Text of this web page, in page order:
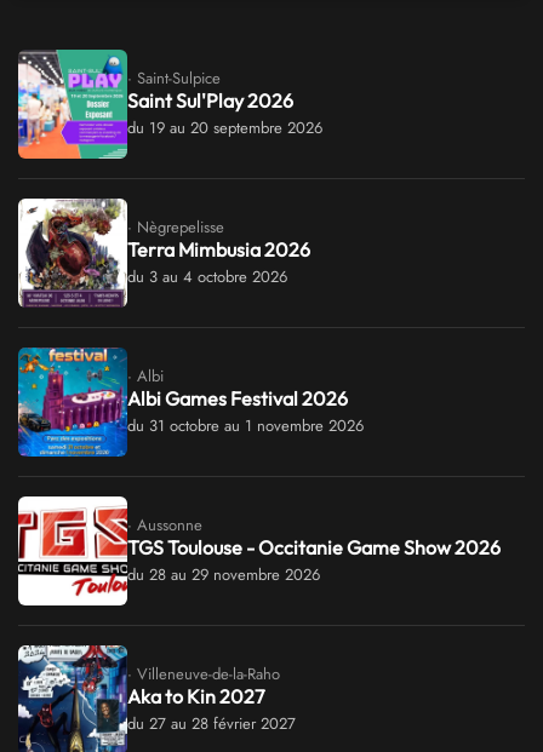
· Saint-Sulpice
Saint Sul'Play 2026
du 19 au 20 septembre 2026
· Nègrepelisse
Terra Mimbusia 2026
du 3 au 4 octobre 2026
· Albi
Albi Games Festival 2026
du 31 octobre au 1 novembre 2026
· Aussonne
TGS Toulouse - Occitanie Game Show 2026
du 28 au 29 novembre 2026
· Villeneuve-de-la-Raho
Aka to Kin 2027
du 27 au 28 février 2027